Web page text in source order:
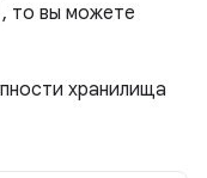
, то вы можете
хранилища